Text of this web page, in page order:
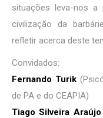
situações leva-nos a
civilização da
refletir acerca deste
Convidados:
Fernando Turik
de PA e do CEAPIA)
Tiago Silveira Araújo